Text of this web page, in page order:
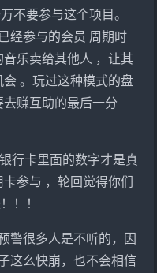
不要参与这个项目。
经参与的会员 周期时
乐卖给其他人 ，让其
。玩过这种模式的盘
赚互助的最后一分
行卡里面的数字才是真
参与 ，轮回觉得你们
！！
警很多人是不听的，因
这么快崩，也不会相信